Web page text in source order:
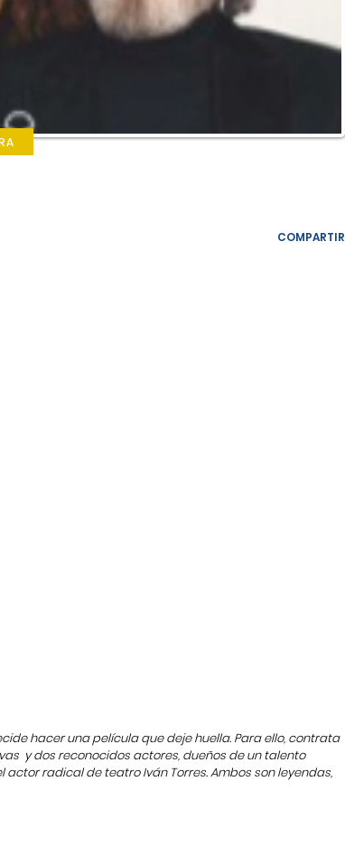
COMPARTIR
hacer una película que deje huella. Para ello, contrata
y dos reconocidos actores, dueños de un talento
actor radical de teatro Iván Torres. Ambos son leyendas,